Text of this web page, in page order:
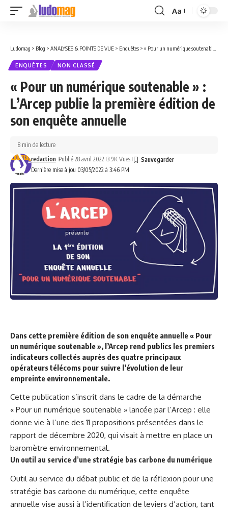
Font
Aa
Ludomag > Blog > ANALYSES & POINTS DE VUE > Enquêtes > « Pour un numérique soutenable » : L’Arcep publie la première édition de son enquête annuelle
ENQUÊTES NON CLASSÉ
« Pour un numérique soutenable » :
L’Arcep publie la première édition de
son enquête annuelle
Dernière mise à jou 03/05/2022 à 3:46 PM
redaction Publié 28 avril 2022 3.9K Vues
8 min de lecture
Dans cette première édition de son enquête annuelle « Pour
un numérique soutenable », l’Arcep rend publics les premiers
indicateurs collectés auprès des quatre principaux
opérateurs télécoms pour suivre l’évolution de leur
empreinte environnementale.
Cette publication s’inscrit dans le cadre de la démarche
« Pour un numérique soutenable » lancée par l’Arcep : elle
donne vie à l’une des 11 propositions présentées dans le
rapport de décembre 2020, qui visait à mettre en place un
baromètre environnemental.
Un outil au service d’une stratégie bas carbone du numérique
Outil au service du débat public et de la réflexion pour une
stratégie bas carbone du numérique, cette enquête
annuelle vise aussi à l’identification de leviers d’action, tant